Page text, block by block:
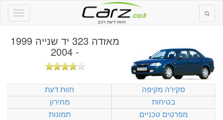
חוות דעת רכב
מאזדה 323 יד שנייה 1999
- 2004
סקירה מקיפה
חוות דעת
בטיחות
מחירון
מפרטים טכניים
תמונות